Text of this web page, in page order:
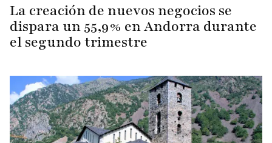
La creación de nuevos negocios se
dispara un 55,9% en Andorra durante
el segundo trimestre